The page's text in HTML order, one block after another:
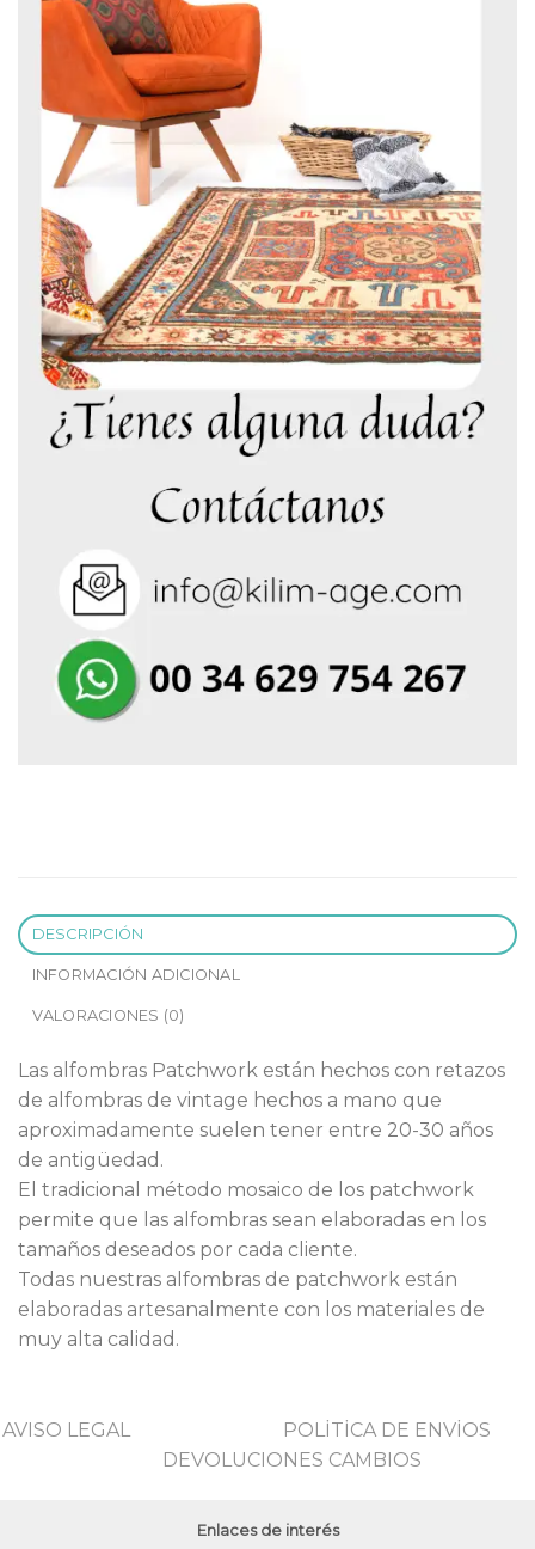
DESCRIPCIÓN
INFORMACIÓN ADICIONAL
VALORACIONES (0)
Las alfombras Patchwork están hechos con retazos
de alfombras de vintage hechos a mano que
aproximadamente suelen tener entre 20-30 años
de antigüedad.
El tradicional método mosaico de los patchwork
permite que las alfombras sean elaboradas en los
tamaños deseados por cada cliente.
Todas nuestras alfombras de patchwork están
elaboradas artesanalmente con los materiales de
muy alta calidad.
AVISO LEGAL
POLİTİCA DE ENVİOS
DEVOLUCIONES CAMBIOS
Enlaces de interés